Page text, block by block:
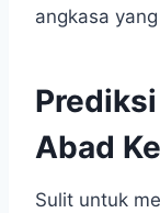
angkasa
Abad
Sulit untuk